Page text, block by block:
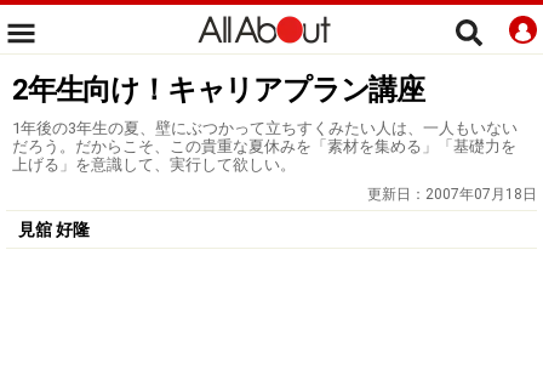
2年生向け！キャリアプラン講座
1年後の3年生の夏、壁にぶつかって立ちすくみたい人は、一人もいない
だろう。だからこそ、この貴重な夏休みを「素材を集める」「基礎力を
上げる」を意識して、実行して欲しい。
更新日： 2007年07月18日
見舘 好隆